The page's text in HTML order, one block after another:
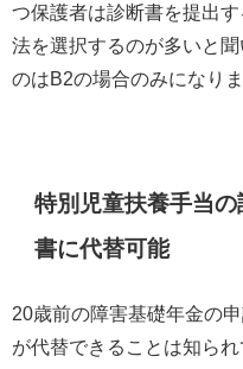
つ保護者は診断書を提出
法を選択するのが多いと
のはB2の場合のみになりま
特別児童扶養手当
書に代替可能
20歳前の障害基礎年金の
が代替できることは知ら